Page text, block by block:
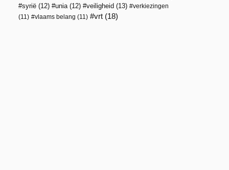
syrië (12) unia(12) veiligheid (13)
verkiezingen
(11)
vlaams belang (11) vrt (18)